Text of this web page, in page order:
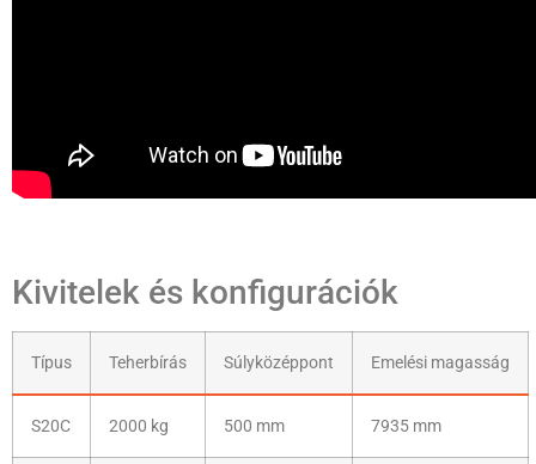
Kivitelek és konfigurációk
Típus Teherbírás Súlyközéppont Emelési magasság
S20C 2000 kg 500 mm 7935 mm